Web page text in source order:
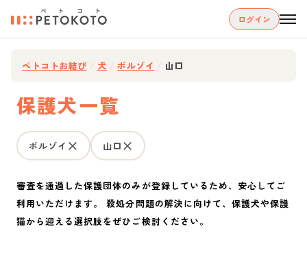
ログイン
ペトコトお結び 犬 ボルゾイ 山口
保護犬一覧
ボルゾイ 山口
審査を通過した保護団体のみが登録しているため、安心してご
利用いただけます。 殺処分問題の解決に向けて、保護犬や保護
猫から迎える選択肢をぜひご検討ください。